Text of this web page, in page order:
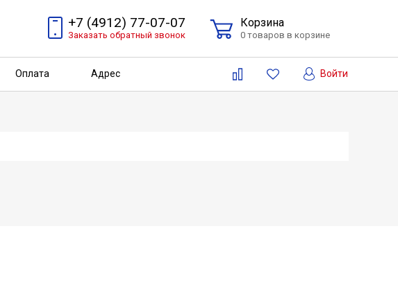
+7 (4912) 77-07-07
Заказать обратный звонок
Корзина
0 товаров в корзине
Оплата Адрес Войти